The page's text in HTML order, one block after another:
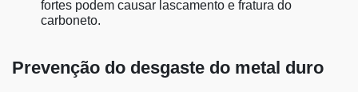
fortes podem causar lascamento e fratura do
carboneto.
Prevenção do desgaste do metal duro